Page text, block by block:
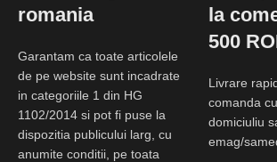
romania
Garantam ca toate articolele
de pe website sunt incadrate
in categoriile 1 din HG
1102/2014 si pot fi puse la
dispozitia publicului larg, cu
anumite conditii, pe toata
la
500
Livrare
comanda
domiciuliu
emag/